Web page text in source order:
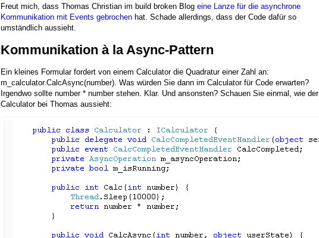
Freut mich, dass Thomas Christian im build broken Blog eine Lanze für die asynchrone
Kommunikation mit Events gebrochen hat. Schade allerdings, dass der Code dafür so
umständlich aussieht.
Kommunikation à la Async-Pattern
Ein kleines Formular fordert von einem Calculator die Quadratur einer Zahl an:
m_calculator.CalcAsync(number). Was würden Sie dann im Calculator für Code erwarten?
Irgendwo sollte number * number stehen. Klar. Und ansonsten? Schauen Sie einmal, wie der
Calculator bei Thomas aussieht: